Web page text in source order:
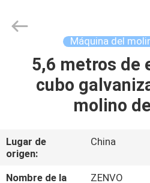
HOGAR
PRODUCTOS
SOBRE
NOSOTROS
TECHNOLOGY
Máquina del
5,6 metros de
cubo
molino
Lugar de
origen:
China
Nombre de la
ZENVO